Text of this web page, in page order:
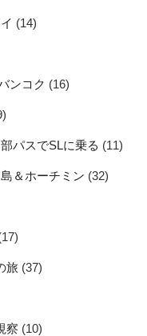
(14)
ンコク (16)
パスでSLに乗る (11)
＆ホーチミン (32)
旅 (37)
察 (10)